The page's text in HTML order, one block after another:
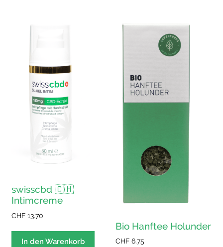
swisscbd 🇨🇭
Intimcreme
CHF 13.70
In den Warenkorb
Bio Hanftee Holunder
CHF 6.75